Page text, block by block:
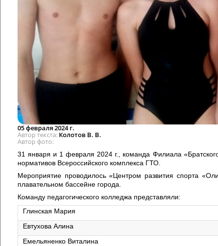
05 февраля 2024 г.
Автор текста Колотов В. В.
Автор фото
31 января и 1 февраля 2024 г., команда Филиала
нормативов Всероссийского комплекса ГТО.
Мероприятие проводилось «Центром развития спорта
плавательном бассейне города.
Команду педагогического колледжа представляли:
Глинская Мария
Евтухова Алина
Емельяненко Виталина